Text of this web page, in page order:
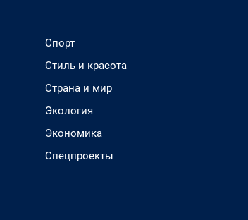
Спорт
Стиль и красота
Страна и мир
Экология
Экономика
Спецпроекты